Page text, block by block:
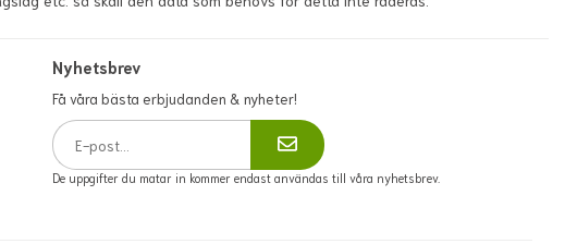
Nyhetsbrev
Få våra bästa erbjudanden & nyheter!
De uppgifter du matar in kommer endast användas till våra nyhetsbrev.